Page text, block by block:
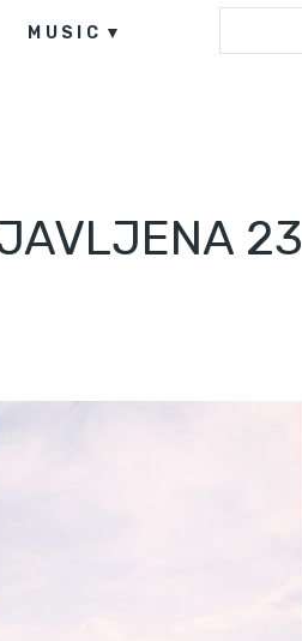
MUSIC
23